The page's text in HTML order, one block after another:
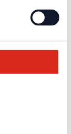
zu unseren
geschützten